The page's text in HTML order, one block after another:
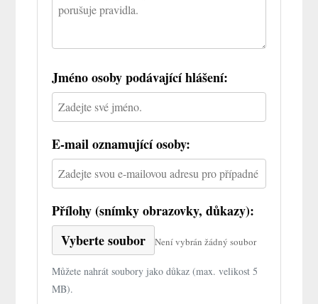
Jméno osoby podávající hlášení:
E-mail oznamující osoby:
Přílohy (snímky obrazovky, důkazy):
Vyberte soubor
Není vybrán žádný soubor
Můžete nahrát soubory jako důkaz (max. velikost 5
MB).